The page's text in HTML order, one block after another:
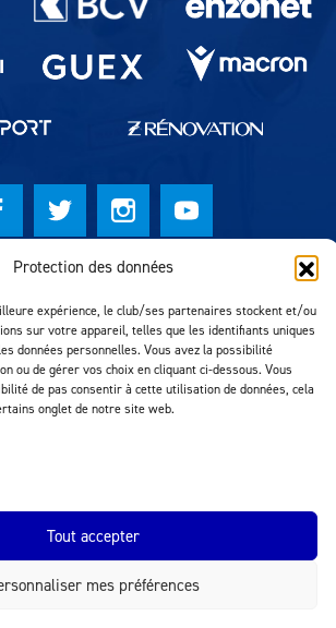
Protection des données
expérience, le club/ses partenaires stockent et/ou
sur votre appareil, telles que les identifiants uniques
données personnelles. Vous avez la possibilité
ou de gérer vos choix en cliquant ci-dessous. Vous
de pas consentir à cette utilisation de données, cela
onglet de notre site web.
Tout accepter
mes préférences
Lausanne Sport Football Club 2026
Réalisation MTM Agency